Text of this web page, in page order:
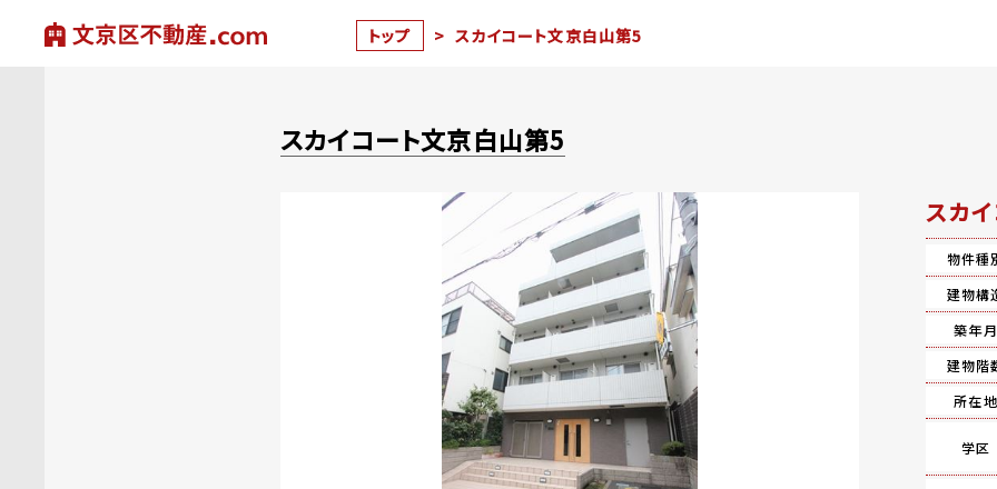
トップ > スカイコート文京白山第5
スカイコート文京白山第5
スカ
物件種
建物構
築年月
建物階
所在地
学区